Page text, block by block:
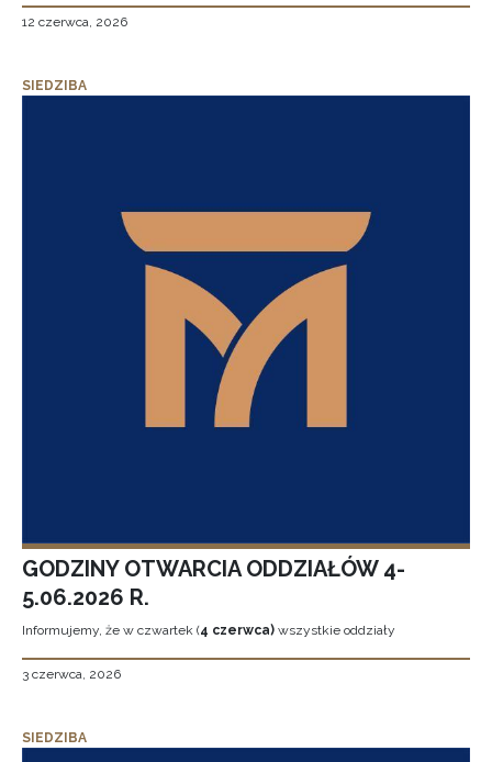
12 czerwca, 2026
SIEDZIBA
GODZINY OTWARCIA ODDZIAŁÓW 4-
5.06.2026 R.
Informujemy, że w czwartek (4 czerwca) wszystkie oddziały
3 czerwca, 2026
SIEDZIBA